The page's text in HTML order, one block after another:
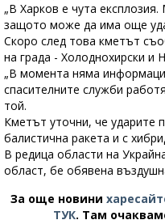
„В Харков е чута
защото може да има още
Скоро след това кметът
на града - Холоднохирски и
„В момента няма
спасителните служби
той.
Кметът уточни, че ударите
балистична ракета и с
В редица области на
област, бе обявена
За още новини
ТУК. Там